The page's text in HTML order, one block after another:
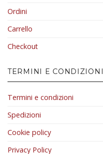
Ordini
Carrello
Checkout
TERMINI E CONDIZIONI
Termini e condizioni
Spedizioni
Cookie policy
Privacy Policy